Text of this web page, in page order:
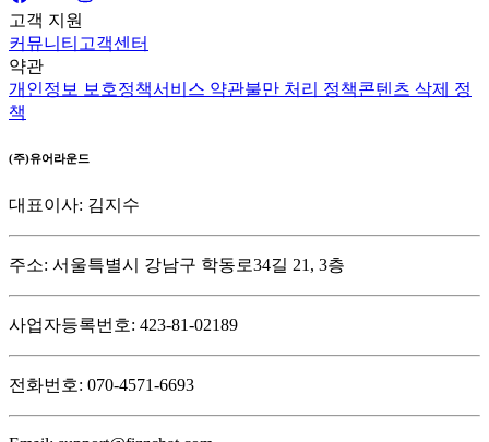
고객 지원
커뮤니티 고객센터
약관
개인정보 보호정책서비스 약관불만 처리 정책콘텐츠 삭제 정
책
(주)유어라운드
대표이사: 김지수
주소: 서울특별시 강남구 학동로34길 21, 3층
사업자등록번호: 423-81-02189
전화번호: 070-4571-6693